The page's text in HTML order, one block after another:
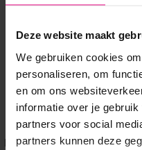
Deze website maakt
We gebruiken cookies
personaliseren, om
en om ons
informatie over je
partners voor social
partners kunnen deze
Application error: a client-
loading